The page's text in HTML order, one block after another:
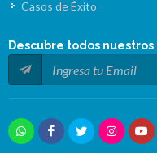
Casos de Éxito
Descubre todos nuestros